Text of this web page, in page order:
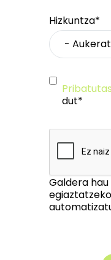
Hizkuntza*
dut*
Galdera